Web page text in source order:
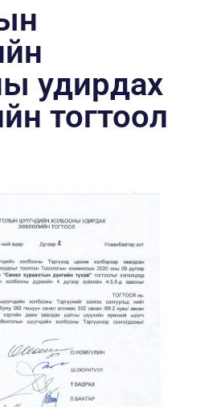
удирдах
тогтоол